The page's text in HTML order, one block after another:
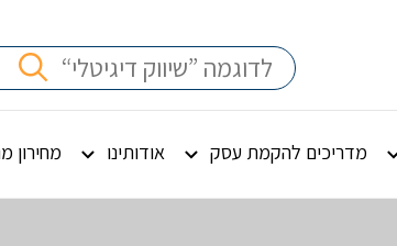
מדריכים להקמת עסק אודותינו מחירון